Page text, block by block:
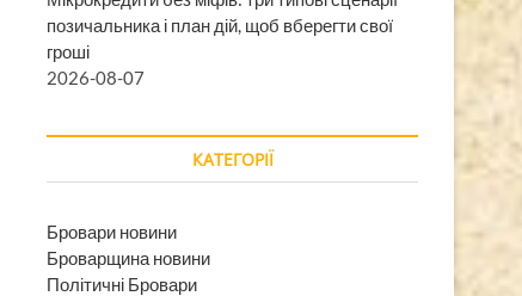
позичальника і план дій, щоб вберегти свої
гроші
2026-08-07
КАТЕГОРІЇ
Бровари новини
Броварщина новини
Політичні Бровари